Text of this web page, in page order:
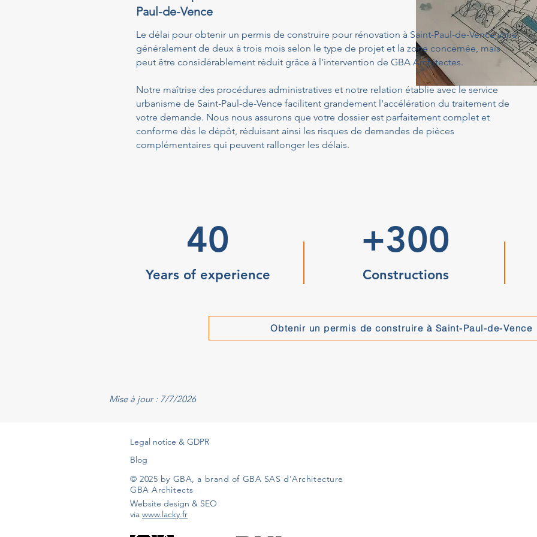
Paul-de-Vence
Le délai pour obtenir un permis de construire pour rénovation à Saint-Paul-de-Vence varie
généralement de deux à trois mois selon le type de projet et la zone concernée, mais
peut être considérablement réduit grâce à l'intervention de GBA Architectes.
Notre maîtrise des procédures administratives et notre relation établie avec le service
urbanisme de Saint-Paul-de-Vence facilitent grandement l'accélération du traitement de
votre demande. Nous nous assurons que votre dossier est parfaitement complet et
conforme dès le dépôt, réduisant ainsi les risques de demandes de pièces
complémentaires qui peuvent rallonger les délais.
40
Years of experience
+300
Constructions
Obtenir un permis de construire à Saint-Paul-de-Vence
Mise à jour : 7/7/2026
Legal notice & GDPR
Blog
© 2025 by GBA, a brand of GBA SAS d'Architecture
GBA Architects
Website design & SEO
via www.lacky.fr